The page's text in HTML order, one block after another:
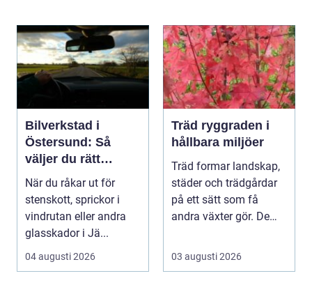
Bilverkstad i
Östersund: Så
väljer du rätt
verkstad för
glasskador
När du råkar ut för
stenskott, sprickor i
vindrutan eller andra
glasskador i Jä...
04 augusti 2026
Träd ryggraden i
hållbara miljöer
Träd formar landskap,
städer och trädgårdar
på ett sätt som få
andra växter gör. De
03 augusti 2026